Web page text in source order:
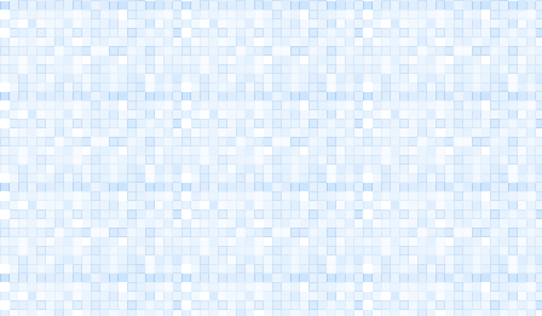
Porto Canale
Cesenatico
Museo della Marineria
Cesenatico
Casa Marino Moretti -
Cesenatico